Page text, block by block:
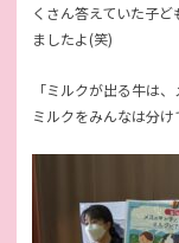
くさん答えていた子
ましたよ(笑)
「ミルクが出る牛は
ミルクをみんなは分け